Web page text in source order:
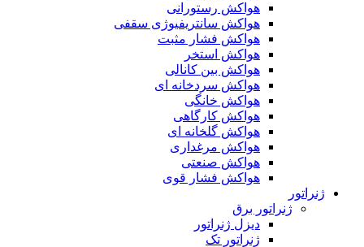
هواکش رستورانی
هواکش سانتریفیوژی سقفی
هواکش فشار مثبت
هواکش استخر
هواکش بین کانالی
هواکش سردخانه ای
هواکش خانگی
هواکش کارگاهی
هواکش گلخانه ای
هواکش مرغداری
هواکش صنعتی
هواکش فشار قوی
ژنراتور
ژنراتور برق
دیزل ژنراتور
ژنراتور تک